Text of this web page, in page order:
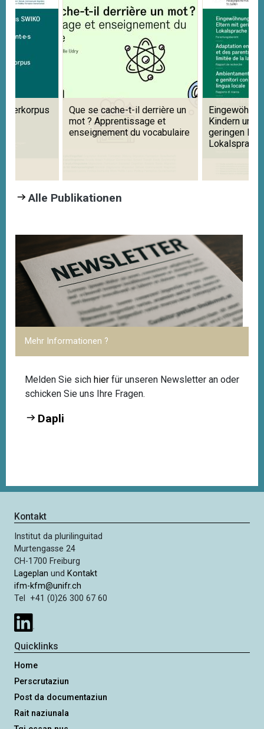
Que se cache-t-il derrière un
mot ? Apprentissage et
enseignement du vocabulaire
Eingewöhnung in Kitas
Kindern und Eltern mit
geringen Kenntnissen
Lokalsprache
Alle Publikationen
Mehr Informationen ?
Melden Sie sich hier für unseren Newsletter an oder
schicken Sie uns Ihre Fragen.
Dapli
Kontakt
Institut da plurilinguitad
Murtengasse 24
CH-1700 Freiburg
Lageplan und Kontakt
ifm-kfm@unifr.ch
Tel +41 (0)26 300 67 60
Quicklinks
Home
Perscrutaziun
Post da documentaziun
Rait naziunala